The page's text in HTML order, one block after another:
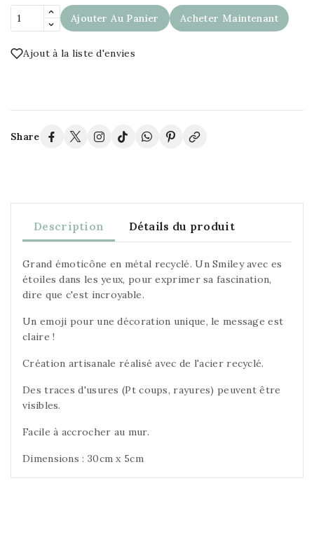
Ajouter Au Panier Acheter Maintenant
Ajout à la liste d'envies
Share
Description Détails du produit
Grand émoticône en métal recyclé. Un Smiley avec es
étoiles dans les yeux, pour exprimer sa fascination,
dire que c'est incroyable.
Un emoji pour une décoration unique, le message est
claire !
Création artisanale réalisé avec de l'acier recyclé.
Des traces d'usures (Pt coups, rayures) peuvent être
visibles.
Facile à accrocher au mur.
Dimensions : 30cm x 5cm